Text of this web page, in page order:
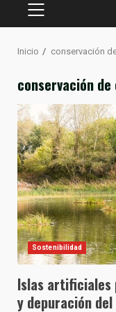
MENÚ
Inicio conservación
conservación
Sostenibilidad
Islas artificiales
y depuración del